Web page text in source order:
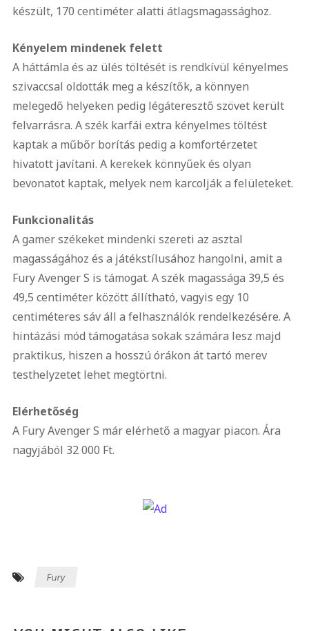
készült, 170 centiméter alatti átlagsmagassághoz.
Kényelem mindenek felett
A háttámla és az ülés töltését is rendkívül kényelmes
szivaccsal oldották meg a készítők, a könnyen
melegedő helyeken pedig légáteresztő szövet került
felvarrásra. A szék karfái extra kényelmes töltést
kaptak a műbőr borítás pedig a komfortérzetet
hivatott javítani. A kerekek könnyűek és olyan
bevonatot kaptak, melyek nem karcolják a felületeket.
Funkcionalitás
A gamer székeket mindenki szereti az asztal
magasságához és a játékstílusához hangolni, amit a
Fury Avenger S is támogat. A szék magassága 39,5 és
49,5 centiméter között állítható, vagyis egy 10
centiméteres sáv áll a felhasználók rendelkezésére. A
hintázási mód támogatása sokak számára lesz majd
praktikus, hiszen a hosszú órákon át tartó merev
testhelyzetet lehet megtörtni.
Elérhetőség
A Fury Avenger S már elérhető a magyar piacon. Ára
nagyjából 32 000 Ft.
Fury